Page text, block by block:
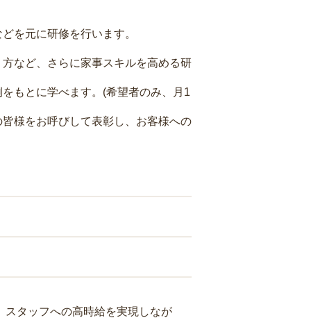
を元に研修を行います。
など、さらに家事スキルを高める研
もとに学べます。(希望者のみ、月1
様をお呼びして表彰し、お客様への
タッフへの高時給を実現しなが